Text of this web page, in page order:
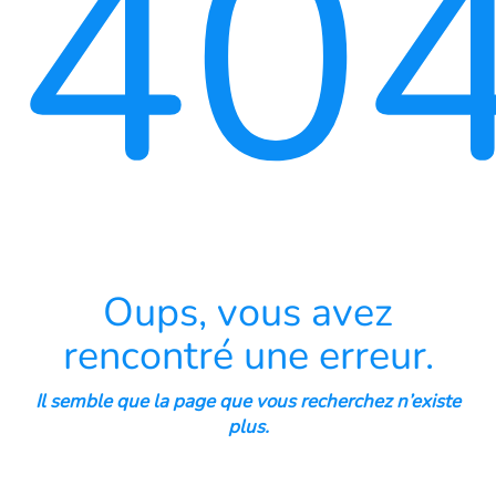
Oups, vous avez
rencontré une erreur.
Il semble que la page que vous recherchez n’existe
plus.